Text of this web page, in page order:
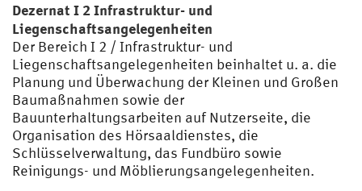
Dezernat I 2 Infrastruktur- und
Liegenschaftsangelegenheiten
Der Bereich I 2 / Infrastruktur- und
Liegenschaftsangelegenheiten beinhaltet u. a. die
Planung und Überwachung der Kleinen und Großen
Baumaßnahmen sowie der
Bauunterhaltungsarbeiten auf Nutzerseite, die
Organisation des Hörsaaldienstes, die
Schlüsselverwaltung, das Fundbüro sowie
Reinigungs- und Möblierungsangelegenheiten.